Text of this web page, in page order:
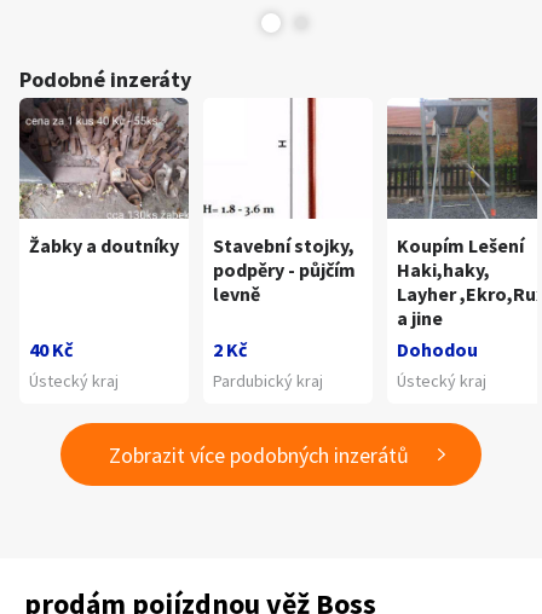
Podobné inzeráty
Žabky a doutníky
40 Kč
Ústecký kraj
Stavební stojky,
podpěry - půjčím
levně
2 Kč
Pardubický kraj
Koupím Lešení
Haki,haky,
Layher
a jine
Dohodou
Ústecký kraj
Zobrazit více podobných inzerátů
prodám pojízdnou věž Boss